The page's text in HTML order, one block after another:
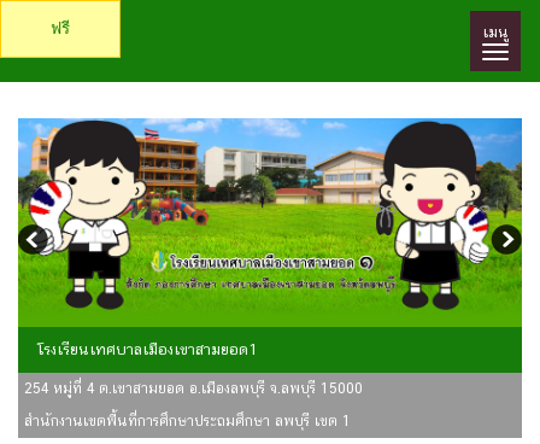
ฟรี เมนู
โรงเรียนเทศบาลเมืองเขาสามยอด1
254 หมู่ที่ 4 ต.เขาสามยอด อ.เมืองลพบุรี จ.ลพบุรี 15000
สำนักงานเขตพื้นที่การศึกษาประถมศึกษา ลพบุรี เขต 1